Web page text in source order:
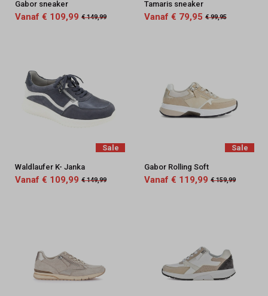
Gabor sneaker
Vanaf € 109,99 € 149,99
Tamaris sneaker
Vanaf € 79,95 € 99,95
Sale
Waldlaufer K- Janka
Vanaf € 109,99 € 149,99
Sale
Gabor Rolling Soft
Vanaf € 119,99 € 159,99